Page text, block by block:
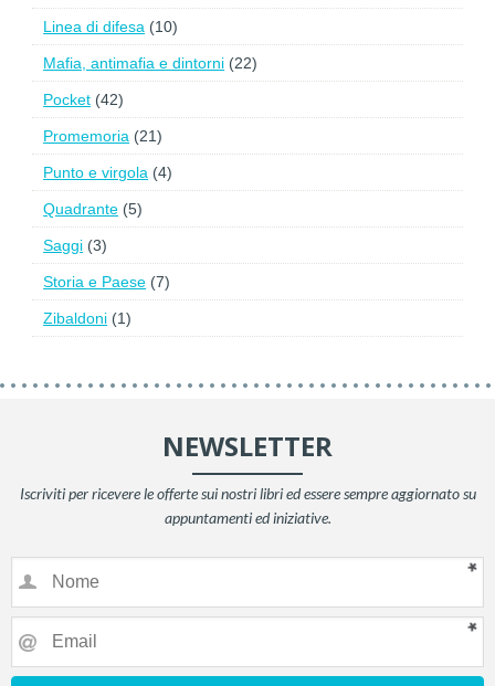
Linea di difesa (10)
Mafia, antimafia e dintorni (22)
Pocket (42)
Promemoria (21)
Punto e virgola (4)
Quadrante (5)
Saggi (3)
Storia e Paese (7)
Zibaldoni (1)
NEWSLETTER
Iscriviti per ricevere le offerte sui nostri libri ed essere sempre aggiornato su
appuntamenti ed iniziative.